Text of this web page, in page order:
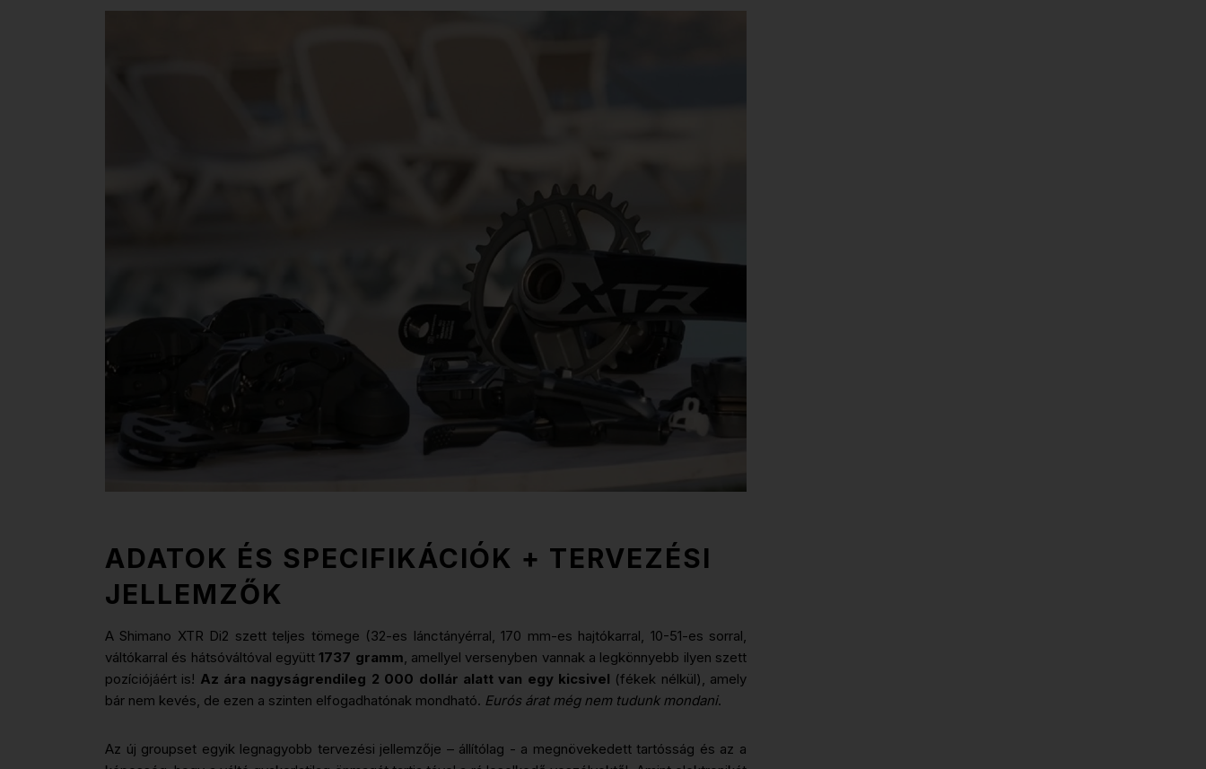
ADATOK ÉS SPECIFIKÁCIÓK + TERVEZÉSI
JELLEMZŐK
A Shimano XTR Di2 szett teljes tömege (32-es lánctányérral, 170 mm-es hajtókarral, 10-51-es sorral,
váltókarral és hátsóváltóval együtt1737 gramm, amellyel versenyben vannak a legkönnyebb ilyen szett
pozíciójáért is! Az ára nagyságrendileg 2 000 dollár alatt van egy kicsivel (fékek nélkül), amely
bár nem kevés, de ezen a szinten elfogadhatónak mondható. Eurós árat még nem tudunk mondani.
Az új groupset egyik legnagyobb tervezési jellemzője – állítólag - a megnövekedett tartósság és az a